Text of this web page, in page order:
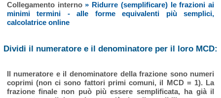
Collegamento interno» Ridurre (semplificare) le frazioni ai
minimi termini - alle forme equivalenti più semplici,
calcolatrice online
Dividi il numeratore e il denominatore per il loro MCD:
Il numeratore e il denominatore della frazione sono numeri
coprimi (non ci sono fattori primi comuni, il MCD = 1). La
frazione finale non può più essere semplificata, ha già il